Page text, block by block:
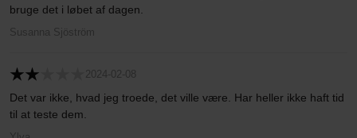
bruge det i løbet af dagen.
Susanna Sjöström
2024-02-08
Det var ikke, hvad jeg troede, det ville være. Har heller ikke haft tid
til at teste dem.